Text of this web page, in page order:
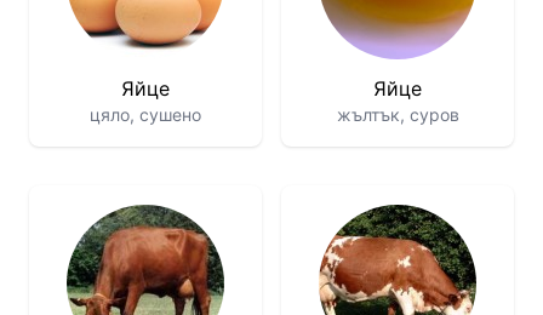
Яйце
цяло, сушено
Яйце
жълтък, суров